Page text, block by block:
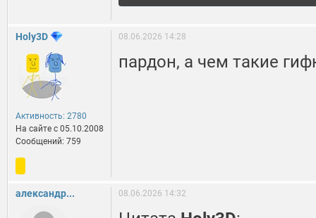
Holy3D
Активность: 2780
На сайте c 05.10.2008
Сообщений: 759
08.06.2026 14:28
пардон, а чем такие
александр... 08.06.2026 14:32